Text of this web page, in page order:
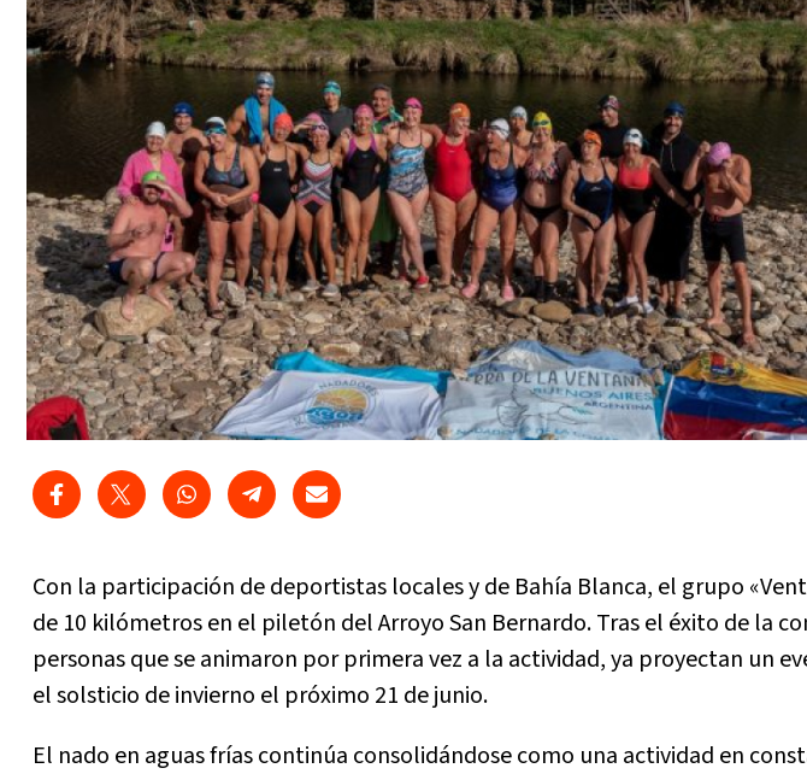
Con la participación de deportistas locales y de Bahía Blanca, el grupo
de 10 kilómetros en el piletón del Arroyo San Bernardo. Tras el éxito de la
personas que se animaron por primera vez a la actividad, ya proyectan un
el solsticio de invierno el próximo 21 de junio.
El nado en aguas frías continúa consolidándose como una actividad en